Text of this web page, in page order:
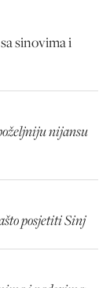
sa sinovima i
nijansu
posjetiti Sinj